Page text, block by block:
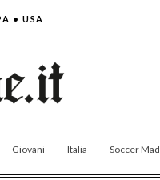
• USA
Giovani Italia Soccer